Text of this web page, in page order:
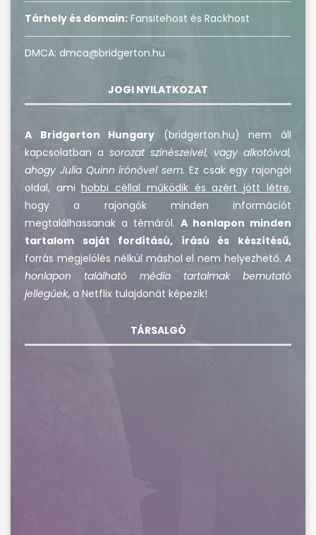
Tárhely és domain: Fansitehost és Rackhost
DMCA: dmca@bridgerton.hu
JOGI NYILATKOZAT
A Bridgerton Hungary (bridgerton.hu) nem áll
kapcsolatban a sorozat színészeivel, vagy alkotóival,
ahogy Julia Quinn írónővel sem. Ez csak egy rajongói
oldal, ami hobbi céllal működik és azért jött létre,
hogy a rajongók minden információt
megtalálhassanak a témáról. A honlapon minden
tartalom saját fordítású, írású és készítésű,
forrás megjelölés nélkül máshol el nem helyezhető. A
honlapon található média tartalmak bemutató
jellegűek, a Netflix tulajdonát képezik!
TÁRSALGÓ